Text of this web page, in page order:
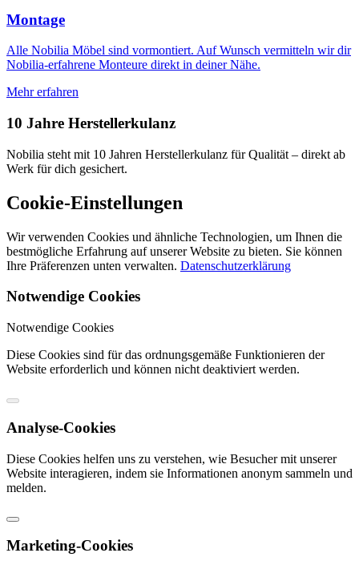
Montage
Alle Nobilia Möbel sind vormontiert. Auf Wunsch vermitteln wir dir
Nobilia-erfahrene Monteure direkt in deiner Nähe.
Mehr erfahren
10 Jahre Herstellerkulanz
Nobilia steht mit 10 Jahren Herstellerkulanz für Qualität – direkt ab
Werk für dich gesichert.
Cookie-Einstellungen
Wir verwenden Cookies und ähnliche Technologien, um Ihnen die
bestmögliche Erfahrung auf unserer Website zu bieten. Sie können
Ihre Präferenzen unten verwalten. Datenschutzerklärung
Notwendige Cookies
Notwendige Cookies
Diese Cookies sind für das ordnungsgemäße Funktionieren der
Website erforderlich und können nicht deaktiviert werden.
Analyse-Cookies
Diese Cookies helfen uns zu verstehen, wie Besucher mit unserer
Website interagieren, indem sie Informationen anonym sammeln und
melden.
Marketing-Cookies